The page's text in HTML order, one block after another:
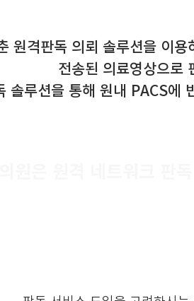
원격판독 의뢰 솔루션을 이
전송된 의료영상으로
솔루션을 통해 원내 PACS에